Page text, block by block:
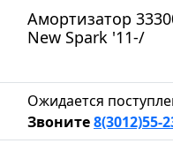
Амортизатор
New Spark '11-/
Ожидается
Звоните8(3012)55-